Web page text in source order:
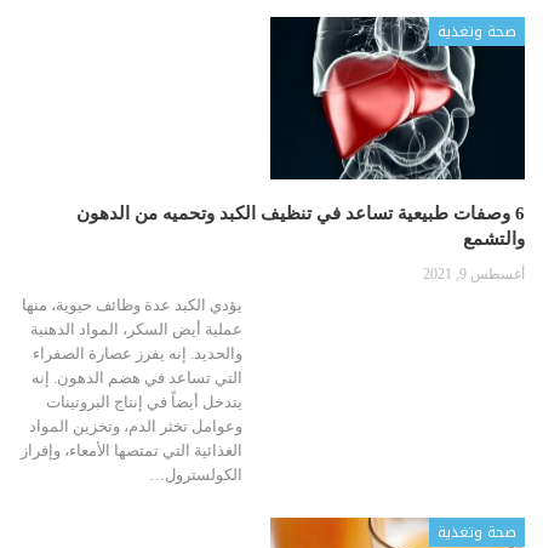
صحة وتغذية
6 وصفات طبيعية تساعد في تنظيف الكبد وتحميه من الدهون
والتشمع
أغسطس 9, 2021
يؤدي الكبد عدة وظائف حيوية، منها
عملية أيض السكر، المواد الدهنية
والحديد. إنه يفرز عصارة الصفراء
التي تساعد في هضم الدهون. إنه
يتدخل أيضاً في إنتاج البروتينات
وعوامل تخثر الدم، وتخزين المواد
الغذائية التي تمتصها الأمعاء، وإفراز
الكولسترول…
صحة وتغذية